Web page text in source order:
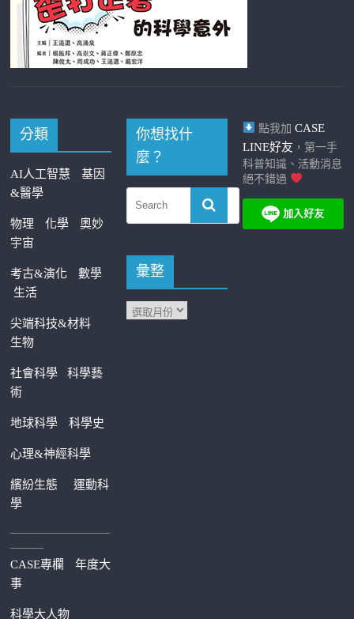
分類
AI人工智慧
基因
&醫學
物理 化學
奧妙
宇宙
考古&演化
數學
生活
尖端科技&材料
生物
社會科學科學藝
術
地球科學 科學史
心理&神經科學
繽紛生態運動科
學
—————————
———
CASE專欄
年度大
事
科學大人物
你想找什
麼？
彙整
點我加 CASE
LINE好友 ，第一手
科普知識、活動消息
絕不錯過